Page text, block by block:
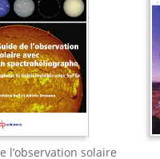
l’observation solaire